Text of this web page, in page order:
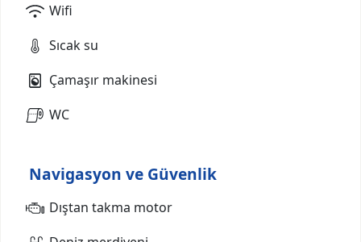
Wifi
Sıcak su
Çamaşır makinesi
WC
Navigasyon ve Güvenlik
Dıştan takma motor